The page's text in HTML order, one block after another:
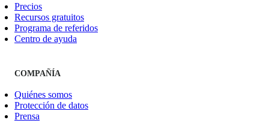
Precios
Recursos gratuitos
Programa de referidos
Centro de ayuda
COMPAÑÍA
Quiénes somos
Protección de datos
Prensa